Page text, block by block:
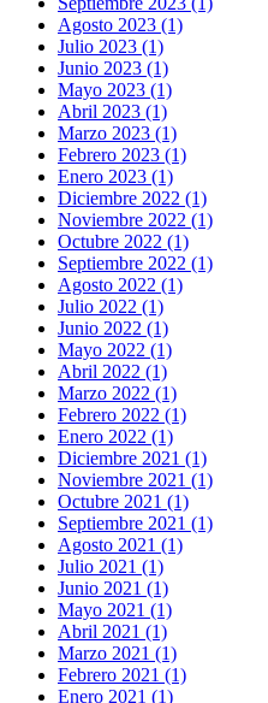
Agosto 2023 (1)
Julio 2023 (1)
Junio 2023 (1)
Mayo 2023 (1)
Abril 2023 (1)
Marzo 2023 (1)
Febrero 2023 (1)
Enero 2023 (1)
Diciembre 2022 (1)
Noviembre 2022 (1)
Octubre 2022 (1)
Septiembre 2022 (1)
Agosto 2022 (1)
Julio 2022 (1)
Junio 2022 (1)
Mayo 2022 (1)
Abril 2022 (1)
Marzo 2022 (1)
Febrero 2022 (1)
Enero 2022 (1)
Diciembre 2021 (1)
Noviembre 2021 (1)
Octubre 2021 (1)
Septiembre 2021 (1)
Agosto 2021 (1)
Julio 2021 (1)
Junio 2021 (1)
Mayo 2021 (1)
Abril 2021 (1)
Marzo 2021 (1)
Febrero 2021 (1)
Enero 2021 (1)